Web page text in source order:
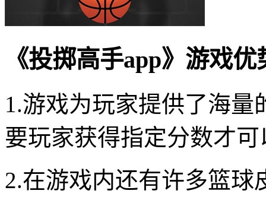
《投掷高手app》游戏优
1.游戏为玩家提供了海
要玩家获得指定分数才
2.在游戏内还有许多篮